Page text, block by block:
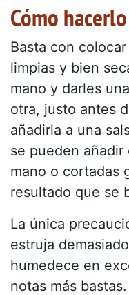
Cómo
Basta con
limpias y bien
mano y darles
otra, justo antes
añadirla a una
se pueden añadir
mano o cortadas
resultado que se
La única
estruja
humedece en
notas más